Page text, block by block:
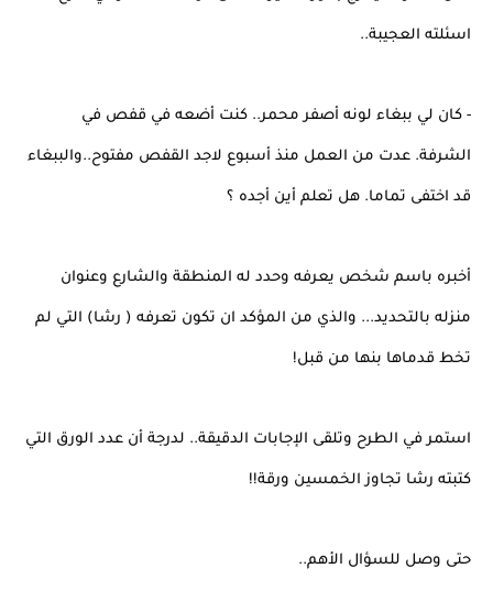
اسئلته العجيبة..
- كان لي ببغاء لونه أصفر محمر.. كنت أضعه في قفص في
الشرفة. عدت من العمل منذ أسبوع لاجد القفص مفتوح..والببغاء
قد اختفى تماما. هل تعلم أين أجده ؟
أخبره باسم شخص يعرفه وحدد له المنطقة والشارع وعنوان
منزله بالتحديد... والذي من المؤكد ان تكون تعرفه ( رشا) التي لم
تخط قدماها بنها من قبل!
استمر في الطرح وتلقى الإجابات الدقيقة.. لدرجة أن عدد الورق التي
كتبته رشا تجاوز الخمسين ورقة!!
حتى وصل للسؤال الأهم..